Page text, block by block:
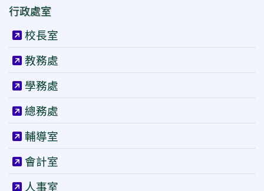
行政處室
校長室
教務處
學務處
總務處
輔導室
會計室
人事室